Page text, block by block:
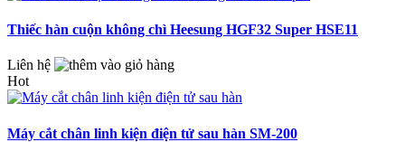
Thiếc hàn cuộn không chì Heesung HGF32 Super HSE11
Liên hệ
Hot
Máy cắt chân linh kiện điện tử sau hàn SM-200